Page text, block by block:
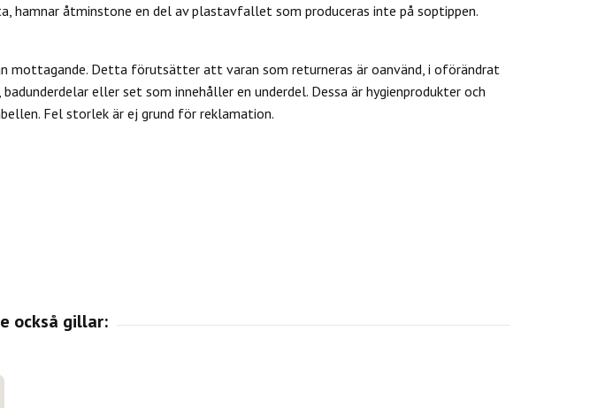
åtminstone en del av plastavfallet som produceras inte på soptippen.
mottagande. Detta förutsätter att varan som returneras är oanvänd, i oförändrat
eller set som innehåller en underdel. Dessa är hygienprodukter och
Fel storlek är ej grund för reklamation.